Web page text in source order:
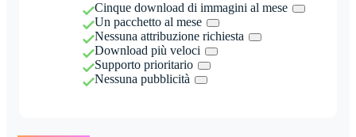
Cinque download di immagini al mese
Un pacchetto al mese
Nessuna attribuzione richiesta
Download più veloci
Supporto prioritario
Nessuna pubblicità